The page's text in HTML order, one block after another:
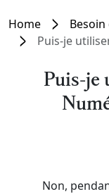
Home
Puis-je utiliser
Puis-je
Non,